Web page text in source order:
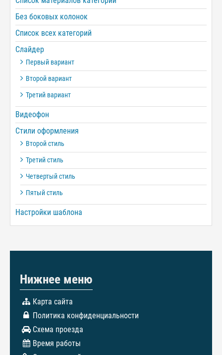
Без боковых колонок
Список всех категорий
Слайдер
Первый вариант
Второй вариант
Третий вариант
Видеофон
Стили оформления
Второй стиль
Третий стиль
Четвертый стиль
Пятый стиль
Настройки шаблона
Нижнее меню
Карта сайта
Политика конфиденциальности
Схема проезда
Время работы